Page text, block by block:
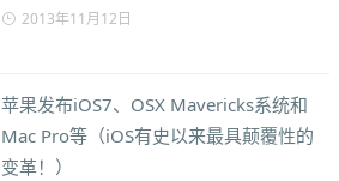
2013年11月12日
苹果发布iOS7、OSX Mavericks系统和
Mac Pro等（iOS有史以来最具颠覆性的
变革！）